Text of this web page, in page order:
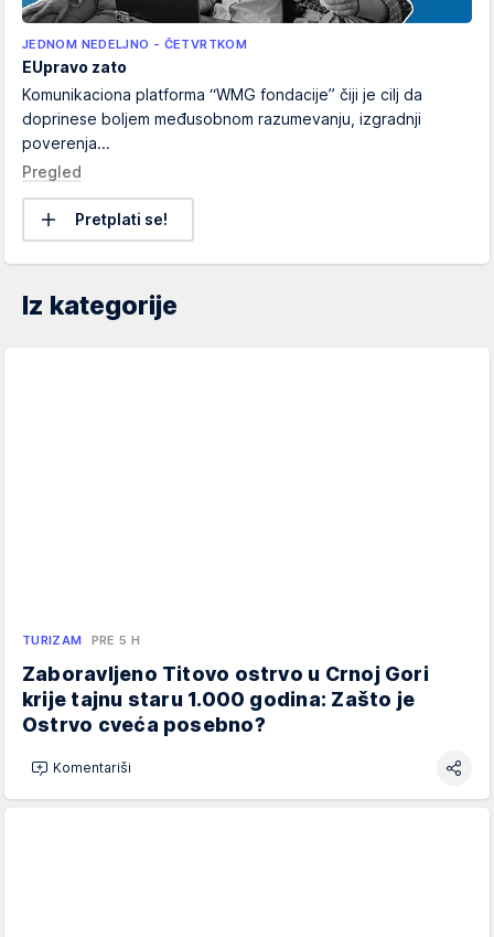
JEDNOM NEDELJNO - ČETVRTKOM
EUpravo zato
Komunikaciona platforma “WMG fondacije” čiji je cilj da
doprinese boljem međusobnom razumevanju, izgradnji
poverenja...
Pregled
Pretplati se!
Iz kategorije
TURIZAM PRE 5 H
Zaboravljeno Titovo ostrvo u Crnoj Gori
krije tajnu staru 1.000 godina: Zašto je
Ostrvo cveća posebno?
Komentariši